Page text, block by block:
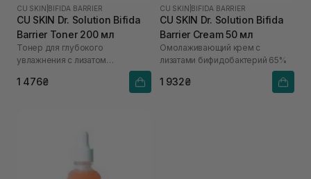
CU SKIN BIFIDA BARRIER
CU SKIN Dr. Solution Bifida
Barrier Toner 200 мл
Тонер для глубокого
увлажнения с лизатом
1 476₴
CU SKIN BIFIDA BARRIER
CU SKIN Dr. Solution Bifida
Barrier Cream 50 мл
Омолаживающий крем с
лизатами бифидобактерий 65%
1 932₴